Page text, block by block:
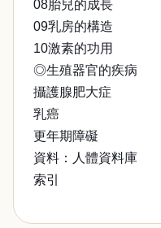
08胎兒的成長
09乳房的構造
10激素的功用
◎生殖器官的疾病
攝護腺肥大症
乳癌
更年期障礙
資料：人體資料庫
索引